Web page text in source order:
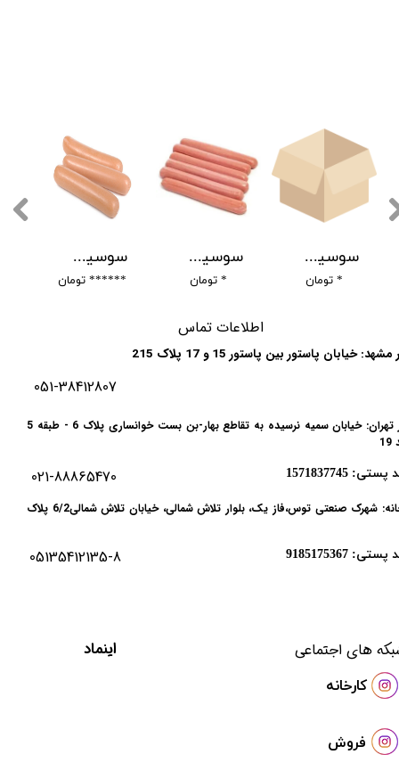
سوسیس فرانکفورتر ماکیماه - Frankfurt sausage
****** تومان
سوسیس فرانک تهران
* تومان
سوسیس خمیری -
* تومان
​اینماد
خیابان پاستور بین پاستور 15 و 17 پلاک 215
اطلاعات تماس
021-88865470
051-38412807
دفتر تهران: خیابان سمیه نرسیده به تقاطع بهار-بن بست خوانساری پلاک 6 - طبقه 5
1571837745
9185175367
کارخانه: شهرک صنعتی توس،فاز یک، بلوار تلاش شمالی، خیابان تلاش شمالی6/2 پلاک
05135412135-8
های اجتماعی
​کارخانه
فروش